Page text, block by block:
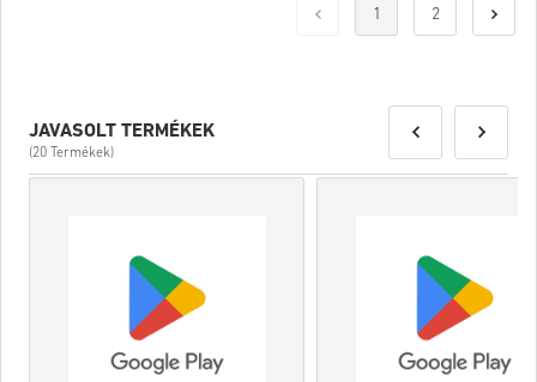
1 2
JAVASOLT TERMÉKEK
(20 Termékek)